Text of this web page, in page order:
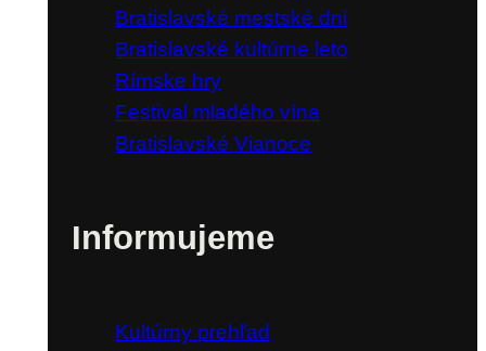
Bratislavské mestské dni
Bratislavské kultúrne leto
Rímske hry
Festival mladého vína
Bratislavské Vianoce
Informujeme
Kultúrny prehľad